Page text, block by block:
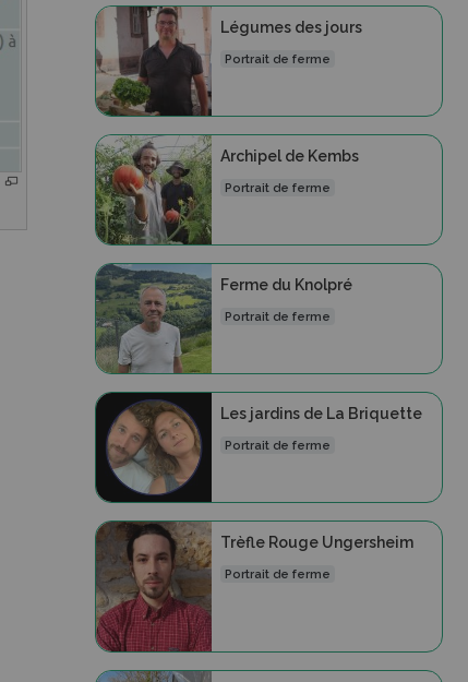
Légumes des jours
Portrait de ferme
Archipel de Kembs
Portrait de ferme
Ferme du Knolpré
Portrait de ferme
Les jardins de La Briquette
Portrait de ferme
Trèfle Rouge Ungersheim
Portrait de ferme